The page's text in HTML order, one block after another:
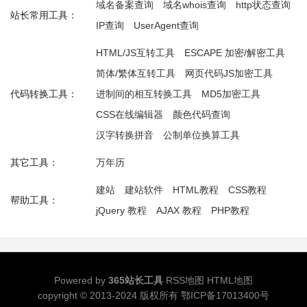
站长常用工具：
域名备案查询 域名whois查询
http状态查询
IP查询
UserAgent查询
代码转换工具：
HTML/JS互转工具
ESCAPE 加密/解密工具
简体/繁体互转工具
网页代码JS加密工具
进制间的相互转换工具
MD5加密工具
CSS在线编辑器
颜色代码查询
汉字转换拼音
公制单位换算工具
其它工具： 万年历
帮助工具：
建站 建站软件 HTML教程
CSS教程
jQuery 教程
AJAX 教程 PHP教程
Powered by 365站长工具 RSS地图 HTML地图
copyright © 2013-2024 版权所有 鄂ICP备17013400号